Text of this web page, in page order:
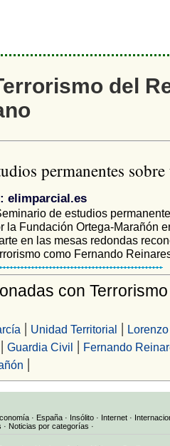
del
permanentes
elimparcial.es
de estudios
la Fundación Ortega-Marañón
en las mesas redondas
como Fernando
con
| Unidad Territorial |
Guardia Civil | Fernando
|
· España · Insólito · Internet ·
· Noticias por categorías ·